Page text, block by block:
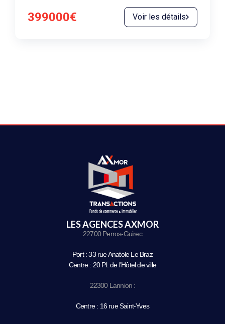
399000€ Voir les détails
LES AGENCES AXMOR
22700 Perros-Guirec
Port : 33 rue Anatole Le Braz
Centre : 20 Pl. de l’Hôtel de ville
22300 Lannion :
Centre : 16 rue Saint-Yves